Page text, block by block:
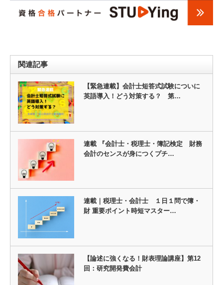
関連記事
【緊急連載】会計士短答式試験についに
英語導入！どう対策する？ 第…
連載 『会計士・税理士・簿記検定 財務
会計のセンスが身につくプチ…
連載｜税理士・会計士 １日１問で簿・
財 重要ポイント時短マスター…
【論述に強くなる！財表理論講座】第12
回：研究開発費会計